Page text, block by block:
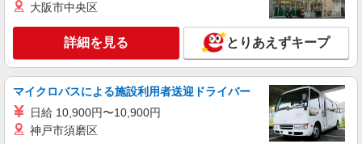
大阪市中央区
詳細を見る とりあえずキープ
マイクロバスによる施設利用者送迎ドライバー
日給 10,900円〜10,900円
神戸市須磨区